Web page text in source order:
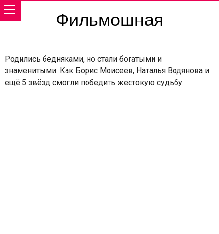
Фильмошная
Родились бедняками, но стали богатыми и
знаменитыми: Как Борис Моисеев, Наталья Водянова и
ещё 5 звёзд смогли победить жестокую судьбу